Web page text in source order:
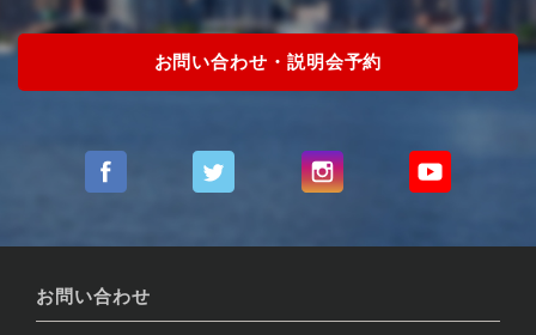
お問い合わせ・説明会予約
お問い合わせ